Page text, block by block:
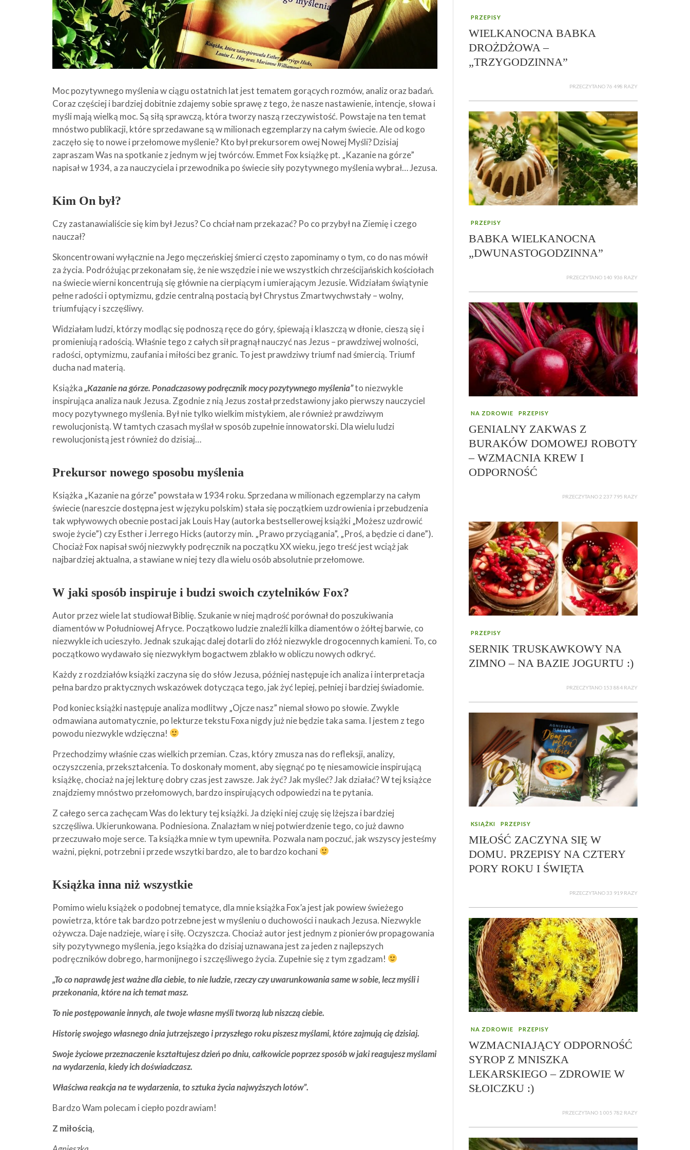
Moc pozytywnego myślenia w ciągu ostatnich lat jest tematem gorących rozmów, analiz oraz badań.
Coraz częściej i bardziej dobitnie zdajemy sobie sprawę z tego, że nasze nastawienie, intencje, słowa i
myśli mają wielką moc. Są siłą sprawczą, która tworzy naszą rzeczywistość. Powstaje na ten temat
mnóstwo publikacji, które sprzedawane są w milionach egzemplarzy na całym świecie. Ale od kogo
zaczęło się to nowe i przełomowe myślenie? Kto był prekursorem owej Nowej Myśli? Dzisiaj
zapraszam Was na spotkanie z jednym w jej twórców. Emmet Fox książkę pt. „Kazanie na górze”
napisał w 1934, a za nauczyciela i przewodnika po świecie siły pozytywnego myślenia wybrał… Jezusa.
Kim On był?
Czy zastanawialiście się kim był Jezus? Co chciał nam przekazać? Po co przybył na Ziemię i czego
nauczał?
Skoncentrowani wyłącznie na Jego męczeńskiej śmierci często zapominamy o tym, co do nas mówił
za życia. Podróżując przekonałam się, że nie wszędzie i nie we wszystkich chrześcijańskich kościołach
na świecie wierni koncentrują się głównie na cierpiącym i umierającym Jezusie. Widziałam świątynie
pełne radości i optymizmu, gdzie centralną postacią był Chrystus Zmartwychwstały – wolny,
triumfujący i szczęśliwy.
Widziałam ludzi, którzy modląc się podnoszą ręce do góry, śpiewają i klaszczą w dłonie, cieszą się i
promieniują radością. Właśnie tego z całych sił pragnął nauczyć nas Jezus – prawdziwej wolności,
radości, optymizmu, zaufania i miłości bez granic. To jest prawdziwy triumf nad śmiercią. Triumf
ducha nad materią.
Książka„Kazanie na górze. Ponadczasowy podręcznik mocy pozytywnego myślenia”to niezwykle
inspirująca analiza nauk Jezusa. Zgodnie z nią Jezus został przedstawiony jako pierwszy nauczyciel
mocy pozytywnego myślenia. Był nie tylko wielkim mistykiem, ale również prawdziwym
rewolucjonistą. W tamtych czasach myślał w sposób zupełnie innowatorski. Dla wielu ludzi
rewolucjonistą jest również do dzisiaj…
Prekursor nowego sposobu myślenia
Książka „Kazanie na górze” powstała w 1934 roku. Sprzedana w milionach egzemplarzy na całym
świecie (nareszcie dostępna jest w języku polskim) stała się początkiem uzdrowienia i przebudzenia
tak wpływowych obecnie postaci jak Louis Hay (autorka bestsellerowej książki „Możesz uzdrowić
swoje życie”) czy Esther i Jerrego Hicks (autorzy min. „Prawo przyciągania”, „Proś, a będzie ci dane”).
Chociaż Fox napisał swój niezwykły podręcznik na początku XX wieku, jego treść jest wciąż jak
najbardziej aktualna, a stawiane w niej tezy dla wielu osób absolutnie przełomowe.
W jaki sposób inspiruje i budzi swoich czytelników Fox?
Autor przez wiele lat studiował Biblię. Szukanie w niej mądrość porównał do poszukiwania
diamentów w Południowej Afryce. Początkowo ludzie znaleźli kilka diamentów o żółtej barwie, co
niezwykle ich ucieszyło. Jednak szukając dalej dotarli do złóż niezwykle drogocennych kamieni. To, co
początkowo wydawało się niezwykłym bogactwem zblakło w obliczu nowych odkryć.
Każdy z rozdziałów książki zaczyna się do słów Jezusa, później następuje ich analiza i interpretacja
pełna bardzo praktycznych wskazówek dotycząca tego, jak żyć lepiej, pełniej i bardziej świadomie.
Pod koniec książki następuje analiza modlitwy „Ojcze nasz” niemal słowo po słowie. Zwykle
odmawiana automatycznie, po lekturze tekstu Foxa nigdy już nie będzie taka sama. I jestem z tego
powodu niezwykle wdzięczna!
Przechodzimy właśnie czas wielkich przemian. Czas, który zmusza nas do refleksji, analizy,
oczyszczenia, przekształcenia. To doskonały moment, aby sięgnąć po tę niesamowicie inspirującą
książkę, chociaż na jej lekturę dobry czas jest zawsze. Jak żyć? Jak myśleć? Jak działać? W tej książce
znajdziemy mnóstwo przełomowych, bardzo inspirujących odpowiedzi na te pytania.
Z całego serca zachęcam Was do lektury tej książki. Ja dzięki niej czuję się lżejsza i bardziej
szczęśliwa. Ukierunkowana. Podniesiona. Znalazłam w niej potwierdzenie tego, co już dawno
przeczuwało moje serce. Ta książka mnie w tym upewniła. Pozwala nam poczuć, jak wszyscy jesteśmy
ważni, piękni, potrzebni i przede wszytki bardzo, ale to bardzo kochani
Książka inna niż wszystkie
Pomimo wielu książek o podobnej tematyce, dla mnie książka Fox’a jest jak powiew świeżego
powietrza, które tak bardzo potrzebne jest w myśleniu o duchowości i naukach Jezusa. Niezwykle
ożywcza. Daje nadzieje, wiarę i siłę. Oczyszcza. Chociaż autor jest jednym z pionierów propagowania
siły pozytywnego myślenia, jego książka do dzisiaj uznawana jest za jeden z najlepszych
podręczników dobrego, harmonijnego i szczęśliwego życia. Zupełnie się z tym zgadzam!
„To co naprawdę jest ważne dla ciebie, to nie ludzie, rzeczy czy uwarunkowania same w sobie, lecz myśli i
przekonania, które na ich temat masz.
To nie postępowanie innych, ale twoje własne myśli tworzą lub niszczą ciebie.
Historię swojego własnego dnia jutrzejszego i przyszłego roku piszesz myślami, które zajmują cię dzisiaj.
Swoje życiowe przeznaczenie kształtujesz dzień po dniu, całkowicie poprzez sposób w jaki reagujesz myślami
na wydarzenia, kiedy ich doświadczasz.
Właściwa reakcja na te wydarzenia, to sztuka życia najwyższych lotów”.
Bardzo Wam polecam i ciepło pozdrawiam!
Z miłością,
PRZEPISY
WIELKANOCNA BABKA
DROŻDŻOWA –
„TRZYGODZINNA”
PRZECZYTANO 76 498 RAZY
PRZEPISY
BABKA WIELKANOCNA
„DWUNASTOGODZINNA”
PRZECZYTANO 140 936 RAZY
NA ZDROWIE PRZEPISY
GENIALNY ZAKWAS Z
BURAKÓW DOMOWEJ ROBOTY
– WZMACNIA KREW I
ODPORNOŚĆ
PRZECZYTANO 2 237 795 RAZY
PRZEPISY
SERNIK TRUSKAWKOWY NA
ZIMNO – NA BAZIE JOGURTU :)
PRZECZYTANO 153 884 RAZY
KSIĄŻKI PRZEPISY
MIŁOŚĆ ZACZYNA SIĘ W
DOMU. PRZEPISY NA CZTERY
PORY ROKU I ŚWIĘTA
PRZECZYTANO 33 919 RAZY
NA ZDROWIE PRZEPISY
WZMACNIAJĄCY ODPORNOŚĆ
SYROP Z MNISZKA
LEKARSKIEGO – ZDROWIE W
SŁOICZKU :)
PRZECZYTANO 1 005 782 RAZY